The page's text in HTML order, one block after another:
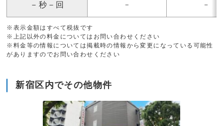
－秒－回 － －
※表示金額はすべて税抜です
※上記以外の料金についてはお問い合わせください
※料金等の情報については掲載時の情報から変更になっている可能性
がありますのでお問い合わせください
新宿区内でその他物件